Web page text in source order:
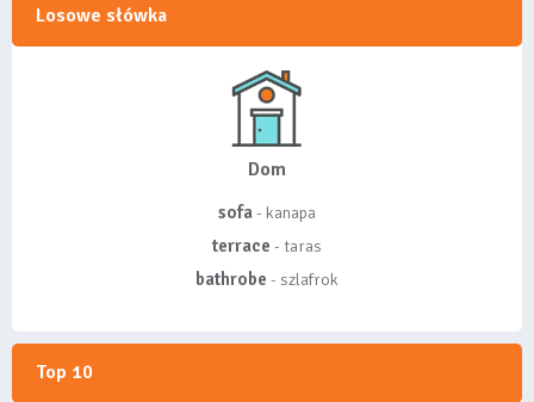
Losowe słówka
Dom
sofa- kanapa
terrace - taras
bathrobe - szlafrok
Top 10